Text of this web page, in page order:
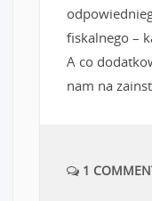
fiskalnego –
A co
nam na
1